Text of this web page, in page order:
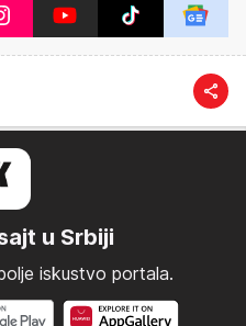
u Srbiji
iskustvo portala.